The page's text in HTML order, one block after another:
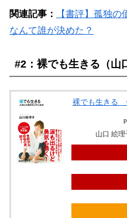
関連記事：
【書評】孤独
なんて誰が決めた？
#2：裸でも生きる（山
裸でも生きる
山口 絵